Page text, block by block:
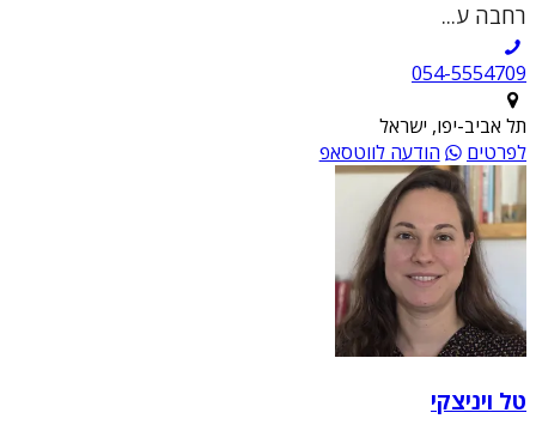
רחבה ע...
054-5554709
תל אביב-יפו, ישראל
לפרטים
הודעה לווטסאפ
טל ויניצקי